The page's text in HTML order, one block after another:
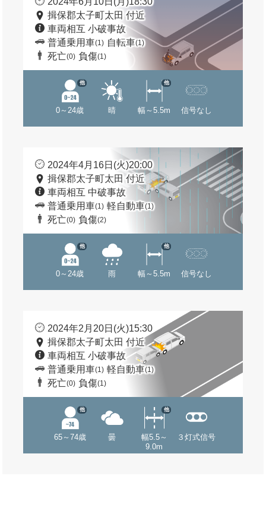
揖保郡太子町太田 付近
車両相互 小破事故
普通乗用車(1) 自転車(1)
死亡(0) 負傷(1)
0～24歳
他
晴 幅～5.5m
他
信号なし
2024年4月16日(火)20:00
揖保郡太子町太田 付近
車両相互 中破事故
普通乗用車(1) 軽自動車(1)
死亡(0) 負傷(2)
0～24歳
他
雨 幅～5.5m
他
信号なし
2024年2月20日(火)15:30
揖保郡太子町太田 付近
車両相互 小破事故
普通乗用車(1) 軽自動車(1)
死亡(0) 負傷(1)
65～74歳
他
曇
幅5.5～
9.0m
他
３灯式信号